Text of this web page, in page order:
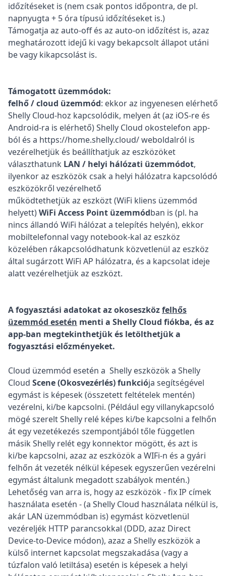
időzítéseket is (nem csak pontos időpontra, de pl.
napnyugta + 5 óra típusú időzítéseket is.)
Támogatja az auto-off és az auto-on időzítést is, azaz
meghatározott idejű ki vagy bekapcsolt állapot utáni
be vagy kikapcsolást is.
Támogatott üzemmódok:
felhő / cloud üzemmód: ekkor az ingyenesen elérhető
Shelly Cloud-hoz kapcsolódik, melyen át (az iOS-re és
Android-ra is elérhető) Shelly Cloud okostelefon app-
ból és a https://home.shelly.cloud/weboldalról is
vezérelhetjük és beállíthatjuk az eszközöket
választhatunk LAN / helyi hálózati üzemmódot,
ilyenkor az eszközök csak a helyi hálózatra kapcsolódó
eszközökről vezérelhető
működtethetjük az eszközt (WiFi kliens üzemmód
helyett)WiFi Access Point üzemmódban is (pl. ha
nincs állandó WiFi hálózat a telepítés helyén), ekkor
mobiltelefonnal vagy notebook-kal az eszköz
közelében rákapcsolódhatunk közvetlenül az eszköz
által sugárzott WiFi AP hálózatra, és a kapcsolat ideje
alatt vezérelhetjük az eszközt.
A fogyasztási adatokat az okoseszközfelhős
üzemmód esetén menti a Shelly Cloud fiókba, és az
app-ban megtekinthetjük és letölthetjük a
fogyasztási előzményeket.
Cloud üzemmód esetén a Shelly eszközök a Shelly
Cloud Scene (Okosvezérlés) funkciója segítségével
egymást is képesek (összetett feltételek mentén)
vezérelni, ki/be kapcsolni. (Például egy villanykapcsoló
mögé szerelt Shelly relé képes ki/be kapcsolni a felhőn
át egy vezetékezés szempontjából tőle független
másik Shelly relét egy konnektor mögött, és azt is
ki/be kapcsolni, azaz az eszközök a WIFi-n és a gyári
felhőn át vezeték nélkül képesek egyszerűen vezérelni
egymást általunk megadott szabályok mentén.)
Lehetőség van arra is, hogy az eszközök - fix IP címek
használata esetén - (a Shelly Cloud használata nélkül is,
akár LAN üzemmódban is) egymást közvetlenül
vezéreljék HTTP parancsokkal (DDD, azaz Direct
Device-to-Device módon), azaz a Shelly eszközök a
külső internet kapcsolat megszakadása (vagy a
túzfalon való letiltása) esetén is képesek a helyi